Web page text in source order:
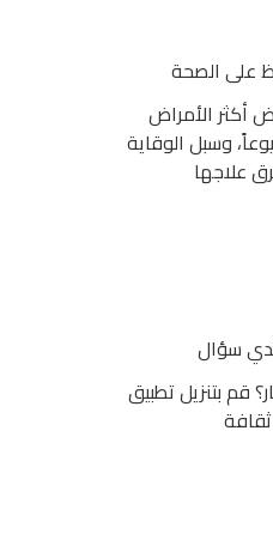
على الصحة
أكثر الأمراض
وسبل الوقاية
علاجها
سؤال
قم بتنزيل تطبيق